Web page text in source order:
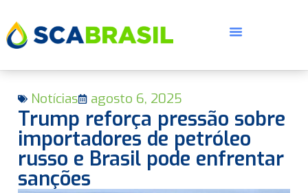
Notícias agosto 6, 2025
Trump reforça pressão sobre
importadores de petróleo
russo e Brasil pode enfrentar
sanções